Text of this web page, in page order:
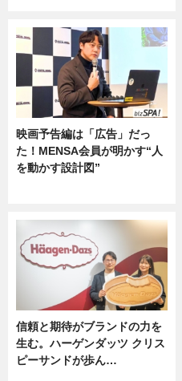
映画予告編は「広告」だっ
た！MENSA会員が明かす“人
を動かす設計図”
信頼と期待がブランドの力を
生む。ハーゲンダッツ クリス
ピーサンドが歩ん…